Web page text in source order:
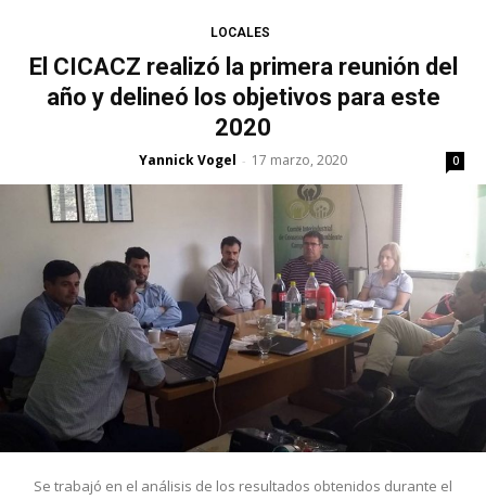
LOCALES
El CICACZ realizó la primera reunión del
año y delineó los objetivos para este
2020
Yannick Vogel - 17 marzo, 2020 0
Se trabajó en el análisis de los resultados obtenidos durante el